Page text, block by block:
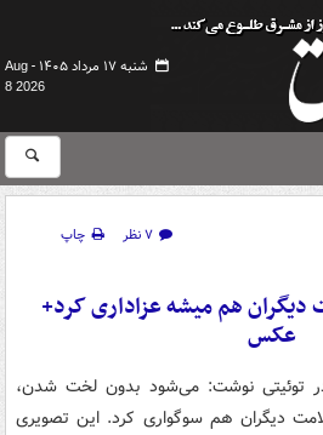
شنبه ۱۷ مرداد ۱۴۰۵ -
Aug
8 2026
۷ نظر
چاپ
هم میشه عزاداری کرد+
عکس
توئیتی نوشت: می‌شود بدون لخت شدن،
دیگران هم سوگواری کرد. این تصویری